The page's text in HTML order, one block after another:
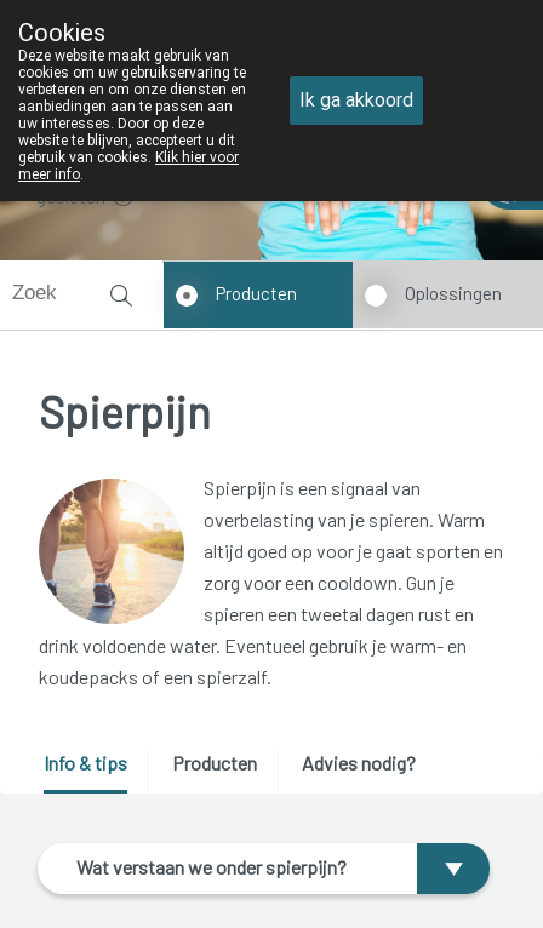
050/82 28 83
Producten Oplossingen
Spierpijn
Spierpijn is een signaal van
overbelasting van je spieren. Warm
altijd goed op voor je gaat sporten en
zorg voor een cooldown. Gun je
spieren een tweetal dagen rust en
drink voldoende water. Eventueel gebruik je warm- en
koudepacks of een spierzalf.
Info & tips Producten Advies nodig?
Wat verstaan we onder spierpijn?
Cookies
Deze website maakt gebruik van
cookies om uw gebruikservaring te
verbeteren en om onze diensten en
aanbiedingen aan te passen aan
uw interesses. Door op deze
website te blijven, accepteert u dit
gebruik van cookies. Klik hier voor
meer info.
Ik ga akkoord